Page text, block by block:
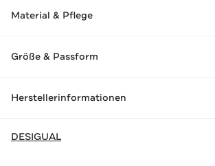
Material & Pflege
Größe & Passform
Herstellerinformationen
DESIGUAL